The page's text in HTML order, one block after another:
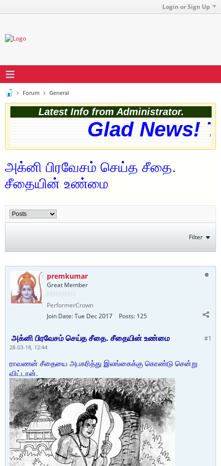
Login or Sign Up
Forum General
Latest Info from Administrator.
Glad News!
அக்னி பிரவேசம் செய்த சீதை.
சீதையின் உண்மை
Filter
premkumar
Great Member
PerformerCrown
Join Date:Tue Dec 2017 Posts: 125
#1
அக்னி பிரவேசம் செய்த சீதை. சீதையின் உண்மை
28-03-18, 12:44
ராவணன் சீதையை அபகரித்து இலங்கைக்கு கொண்டு சென்று
விட்டான்.